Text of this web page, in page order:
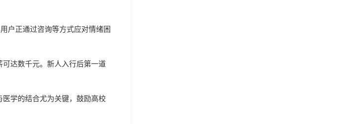
户正通过咨询等方式应对情绪困
可达数千元。新人入行后第一道
医学的结合尤为关键，鼓励高校